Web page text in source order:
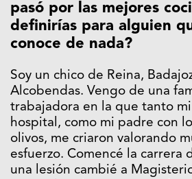
pasó por las mejores
definirías para alguien
conoce de nada?
Soy un chico de Reina,
Alcobendas. Vengo de una
trabajadora en la que tanto
hospital, como mi padre con
olivos, me criaron valorando
esfuerzo. Comencé la carrera
una lesión cambié a